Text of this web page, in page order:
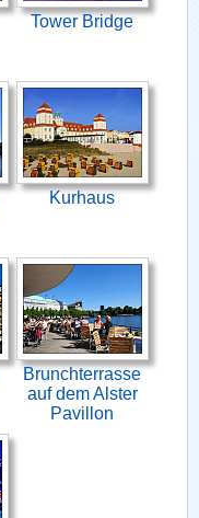
Tower Bridge
Kurhaus
Brunchterrasse
auf dem Alster
Pavillon